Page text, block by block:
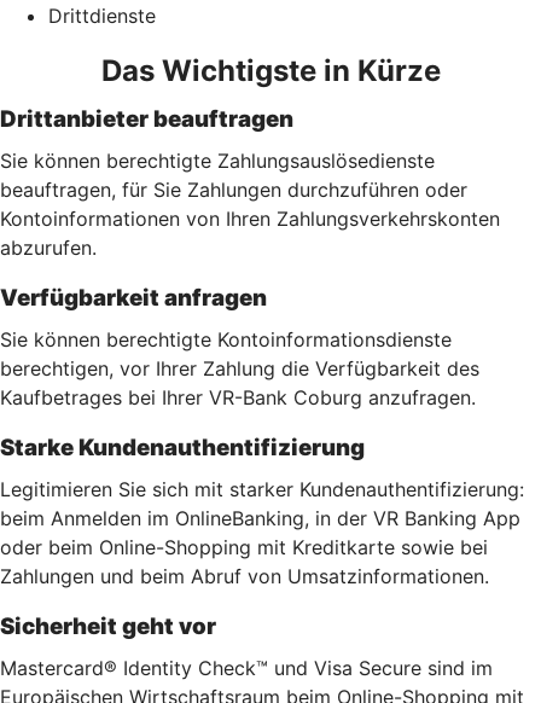
Drittdienste
Das Wichtigste in Kürze
Drittanbieter beauftragen
Sie können berechtigte Zahlungsauslösedienste
beauftragen, für Sie Zahlungen durchzuführen oder
Kontoinformationen von Ihren Zahlungsverkehrskonten
abzurufen.
Verfügbarkeit anfragen
Sie können berechtigte Kontoinformationsdienste
berechtigen, vor Ihrer Zahlung die Verfügbarkeit des
Kaufbetrages bei Ihrer VR-Bank Coburg anzufragen.
Starke Kundenauthentifizierung
Legitimieren Sie sich mit starker Kundenauthentifizierung:
beim Anmelden im OnlineBanking, in der VR Banking App
oder beim Online-Shopping mit Kreditkarte sowie bei
Zahlungen und beim Abruf von Umsatzinformationen.
Sicherheit geht vor
Mastercard® Identity Check™ und Visa Secure sind im
Europäischen Wirtschaftsraum beim Online-Shopping mit